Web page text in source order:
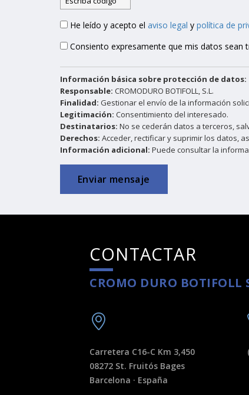
He leído y acepto el aviso legal y política de
Consiento expresamente que mis datos sean
Información básica sobre protección de datos:
Responsable: CROMODURO BOTIFOLL, S.L.
Finalidad: Gestionar el envío de la información
Legitimación: Consentimiento del interesado.
Destinatarios: No se cederán datos a terceros,
Derechos: Acceder, rectificar y suprimir los datos,
Información adicional: Puede consultar la
Enviar mensaje
CONTACTAR
CROMO DURO BOTIFOLL
Carretera C16-C Km 3,450
08272 St. Fruitós Bages
Barcelona · España